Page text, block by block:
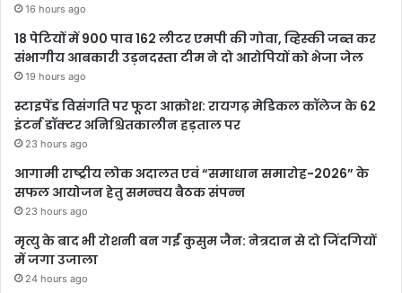
16 hours ago
18 पेटियों में 900 पाव 162 लीटर एमपी की गोवा, व्हिस्की जब्त कर
संभागीय आबकारी उड़नदस्ता टीम ने दो आरोपियों को भेजा जेल
19 hours ago
स्टाइपेंड विसंगति पर फूटा आक्रोश: रायगढ़ मेडिकल कॉलेज के 62
इंटर्न डॉक्टर अनिश्चितकालीन हड़ताल पर
23 hours ago
आगामी राष्ट्रीय लोक अदालत एवं “समाधान समारोह-2026” के
सफल आयोजन हेतु समन्वय बैठक संपन्न
23 hours ago
मृत्यु के बाद भी रोशनी बन गईं कुसुम जैन: नेत्रदान से दो जिंदगियों
में जगा उजाला
24 hours ago